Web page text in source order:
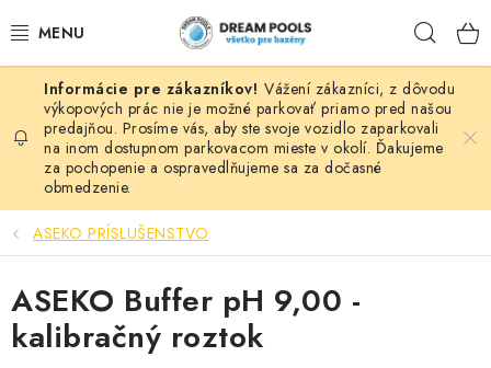
na
BAZÉNY
VÍRIVKY
ASEKO PRÍSLUŠENSTVO
NÁHRADNÉ DIELY
Vážení zákazníci, z dôvodu
výkopových prác nie je možné parkovať priamo pred našou
predajňou. Prosíme vás, aby ste svoje vozidlo zaparkovali
na inom dostupnom parkovacom mieste v okolí. Ďakujeme
za pochopenie a ospravedlňujeme sa za dočasné
obmedzenie.
ASEKO PRÍSLUŠENSTVO
ASEKO Buffer pH 9,00 -
kalibračný roztok